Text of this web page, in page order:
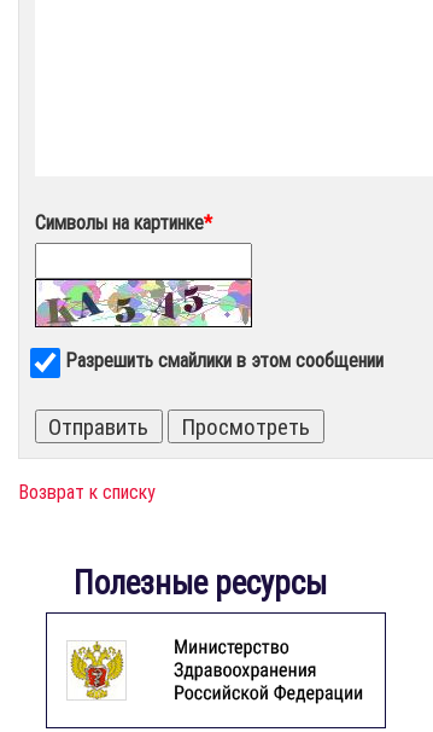
Символы на картинке*
Разрешить смайлики в этом сообщении
Возврат к списку
Полезные ресурсы